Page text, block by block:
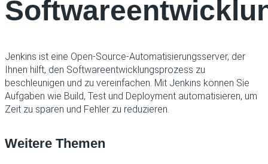
Jenkins ist eine Open-Source-Automatisierungsserver, der
Ihnen hilft, den Softwareentwicklungsprozess zu
beschleunigen und zu vereinfachen. Mit Jenkins können Sie
Aufgaben wie Build, Test und Deployment automatisieren, um
Zeit zu sparen und Fehler zu reduzieren.
Weitere Themen